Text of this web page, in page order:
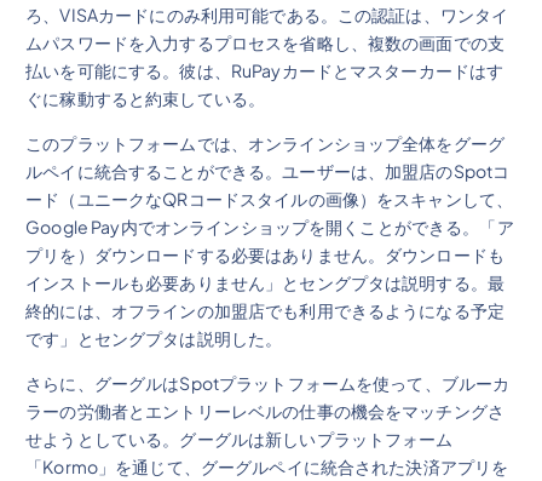
ろ、VISAカードにのみ利用可能である。この認証は、ワンタイ
ムパスワードを入力するプロセスを省略し、複数の画面での支
払いを可能にする。彼は、RuPayカードとマスターカードはす
ぐに稼動すると約束している。
このプラットフォームでは、オンラインショップ全体をグーグ
ルペイに統合することができる。ユーザーは、加盟店のSpotコ
ード（ユニークなQRコードスタイルの画像）をスキャンして、
Google Pay内でオンラインショップを開くことができる。「ア
プリを）ダウンロードする必要はありません。ダウンロードも
インストールも必要ありません」とセングプタは説明する。最
終的には、オフラインの加盟店でも利用できるようになる予定
です」とセングプタは説明した。
さらに、グーグルはSpotプラットフォームを使って、ブルーカ
ラーの労働者とエントリーレベルの仕事の機会をマッチングさ
せようとしている。グーグルは新しいプラットフォーム
「Kormo」を通じて、グーグルペイに統合された決済アプリを